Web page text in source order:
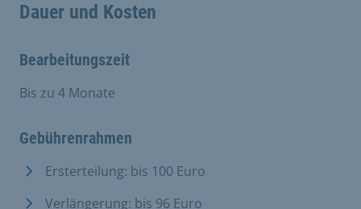
Dauer und Kosten
Bearbeitungszeit
Bis zu 4 Monate
Gebührenrahmen
Ersterteilung: bis 100 Euro
Verlängerung: bis 96 Euro